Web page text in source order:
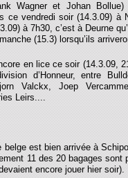
Wagner et Johan
ce vendredi soir (14.3.09) à
à 7h30, c’est à Deurne
(15.3) lorsqu’ils
en lice ce soir (14.3.09,
d’Honneur, entre
Valckx, Joep
Leirs....
belge est bien arrivée à
11 des 20 bagages
encore jouer hier soir).